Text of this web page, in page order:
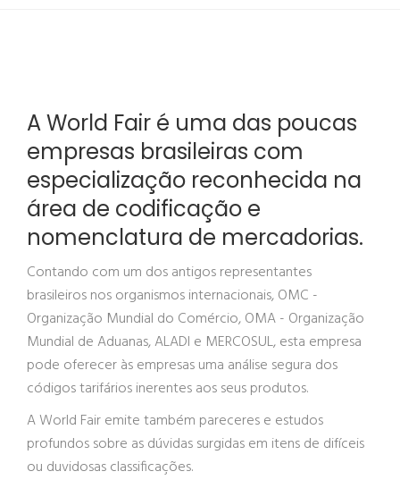
A World Fair é uma das poucas
empresas brasileiras com
especialização reconhecida na
área de codificação e
nomenclatura de mercadorias.
Contando com um dos antigos representantes
brasileiros nos organismos internacionais, OMC -
Organização Mundial do Comércio, OMA - Organização
Mundial de Aduanas, ALADI e MERCOSUL, esta empresa
pode oferecer às empresas uma análise segura dos
códigos tarifários inerentes aos seus produtos.
A World Fair emite também pareceres e estudos
profundos sobre as dúvidas surgidas em itens de difíceis
ou duvidosas classificações.